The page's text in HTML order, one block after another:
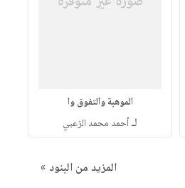
الموهبة والتفوق وا
لـأحمد محمد الزعبي
المزيد من البنود »